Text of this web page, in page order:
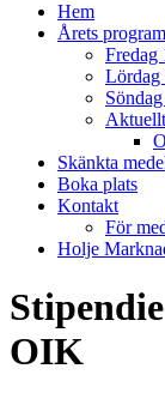
Hem
Årets program
Fredag
Lördag
Aktuellt
Skänkta
Boka plats
Kontakt
För
Holje
OIK